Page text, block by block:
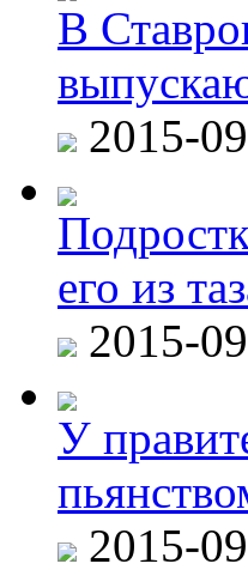
В
2015-
его из
2015-
У
2015-